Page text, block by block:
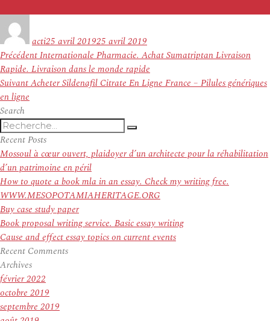
actile
25 avril 201925 avril 2019
Navigation
de
l’article
PrécédentArticle
précédent :
Internationale Pharmacie. Achat Sumatriptan Livraison
Rapide. Livraison dans le monde rapide
SuivantArticle
Acheter Sildenafil Citrate En Ligne France – Pilules génériques
en ligne
Search
Recherche
pour
:
Recherche
Recent Posts
Mossoul à cœur ouvert, plaidoyer d’un architecte pour la réhabilitation
d’un patrimoine en péril
How to quote a book mla in an essay. Check my writing free.
WWW.MESOPOTAMIAHERITAGE.ORG
Buy case study paper
Book proposal writing service. Basic essay writing
Cause and effect essay topics on current events
Recent Comments
Archives
février 2022
octobre 2019
septembre 2019